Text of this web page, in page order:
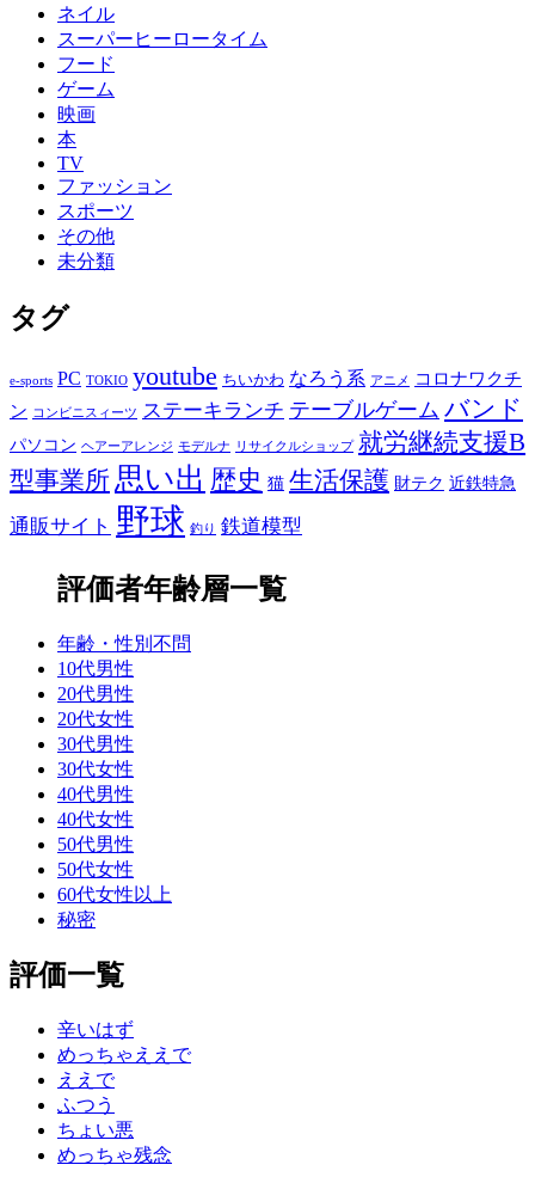
ネイル
スーパーヒーロータイム
フード
ゲーム
映画
本
TV
ファッション
スポーツ
その他
未分類
タグ
e-sports PC TOKIO youtube ちいかわ なろう系 アニメ
コロナワクチ
ン
コンビニスィーツ ステーキランチ テーブルゲーム バンド
パソコン ヘアーアレンジ モデルナ リサイクルショップ 就労継続支援B
型事業所 思い出 歴史 猫 生活保護 財テク 近鉄特急
通販サイト 野球 釣り 鉄道模型
評価者年齢層一覧
年齢・性別不問
10代男性
20代男性
20代女性
30代男性
30代女性
40代男性
40代女性
50代男性
50代女性
60代女性以上
秘密
評価一覧
辛いはず
めっちゃええで
ええで
ふつう
ちょい悪
めっちゃ残念